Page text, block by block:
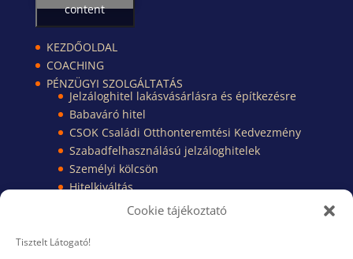
Cookie tájékoztató
Tisztelt Látogató!
content
KEZDŐOLDAL
COACHING
PÉNZÜGYI SZOLGÁLTATÁS
Jelzáloghitel lakásvásárlásra és építkezésre
Babaváró hitel
CSOK Családi Otthonteremtési Kedvezmény
Szabadfelhasználású jelzáloghitelek
Személyi kölcsön
Hitelkiváltás
Pénzügyi Kisokos
Pénzügyi dokumentumok
TUDÁSBÁZIS